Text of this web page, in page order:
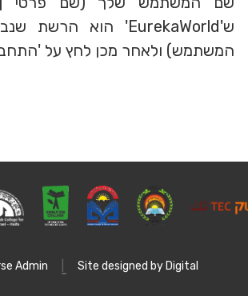
המשתמש) ולאחר מכן לחץ על
Admin
Site designed by Digital